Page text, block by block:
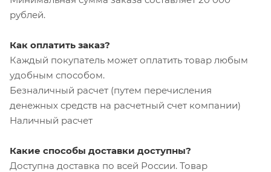
рублей.
Как оплатить заказ?
Каждый покупатель может оплатить товар любым
удобным способом.
Безналичный расчет (путем перечисления
денежных средств на расчетный счет компании)
Наличный расчет
Какие способы доставки доступны?
Доступна доставка по всей России. Товар